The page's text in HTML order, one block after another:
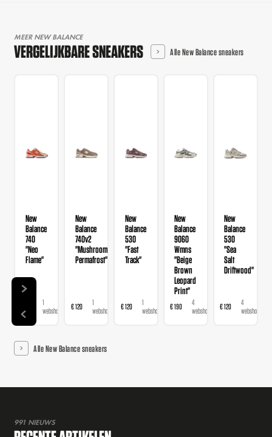
MEER NEW BALANCE
VERGELIJKBARE SNEAKERS Alle New Balance sneakers
New
Balance
740
"Neo
Flame"
1
webshop
New
Balance
740v2
"Mushroom
Permafrost"
€ 120
1
webshop
New
Balance
530
"Fast
Track"
€ 120
1
webshop
New
Balance
9060
Wmns
"Beige
Brown
Leopard
Print"
€ 190
4
webshops
New
Balance
530
"Sea
Salt
Driftwood"
€ 120
4
webshops
Alle New Balance sneakers
991 NIEUWS